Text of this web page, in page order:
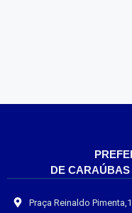
DE
Praça Reinaldo